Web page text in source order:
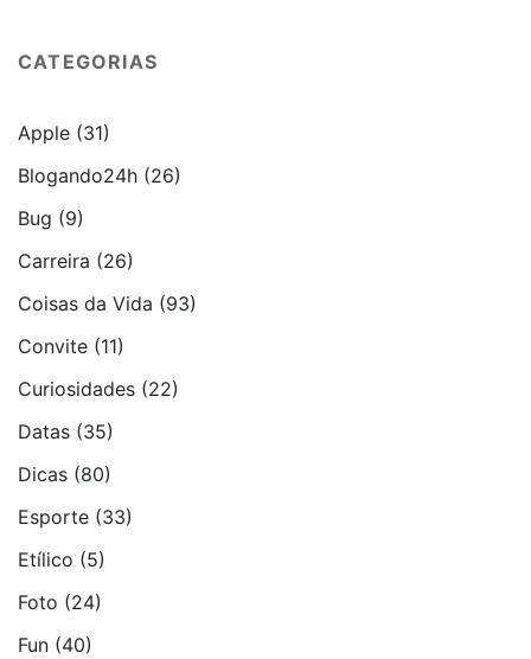
CATEGORIAS
Apple (31)
Blogando24h (26)
Bug (9)
Carreira (26)
Coisas da Vida (93)
Convite (11)
Curiosidades (22)
Datas (35)
Dicas (80)
Esporte (33)
Etí­lico (5)
Foto (24)
Fun (40)